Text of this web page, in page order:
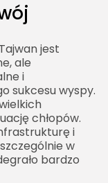
jest
ale
i
sukcesu wyspy.
chłopów.
i
w
bardzo